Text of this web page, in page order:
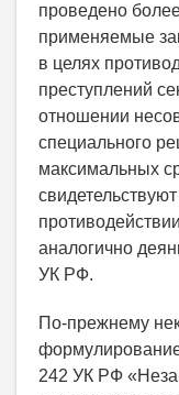
проведено
применяемые
в целях
преступлений
отношении
специального
максимальных
аналогично
УК РФ.
По-прежнему
242 УК РФ